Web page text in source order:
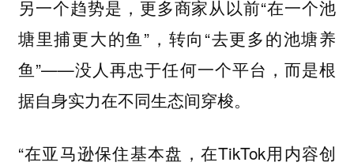
另一个趋势是，更多商家从以前“在一个池
塘里捕更大的鱼”，转向“去更多的池塘养
鱼”——没人再忠于任何一个平台，而是根
据自身实力在不同生态间穿梭。
“在亚马逊保住基本盘，在TikTok用内容创